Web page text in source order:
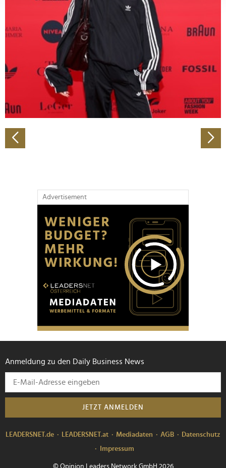
Abschnitt Einzelheiten
Wir verwenden Cookies, um Inhalte und Anzeigen zu
personalisieren, Funktionen für soziale Medien anbieten
zu können und die Zugriffe auf unsere Website zu
analysieren. Außerdem geben wir Informationen zu Ihrer
Verwendung unserer Website an unsere Partner für
soziale Medien, Werbung und Analysen weiter. Unsere
Partner führen diese Informationen möglicherweise mit
haben oder die sie im Rahmen Ihrer Nutzung der Dienste
gesammelt haben.
Advertisement
Anmeldung zu den Daily Business News
JETZT ANMELDEN
LEADERSNET.de LEADERSNET.at Mediadaten AGB
Datenschutz
Impressum